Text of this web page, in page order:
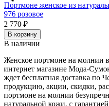
Портмоне женское из
976 розовое
2 770 ₽
В корзину
В наличии
Женское портмоне на молнии
интернет магазине Мода-
ждет бесплатная доставка по
продукцию, акции, скидки,
портмоне на молнии
натуральной кожи, с